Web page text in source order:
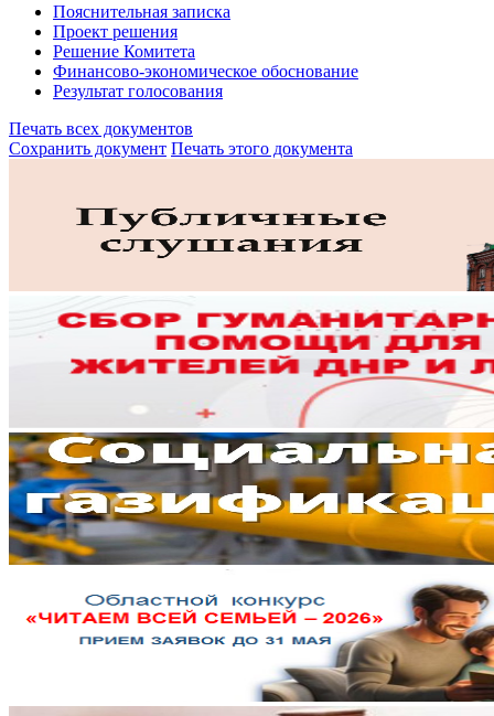
Пояснительная записка
Проект решения
Решение Комитета
Финансово-экономическое обоснование
Результат голосования
Печать всех документов
Сохранить документ Печать этого документа